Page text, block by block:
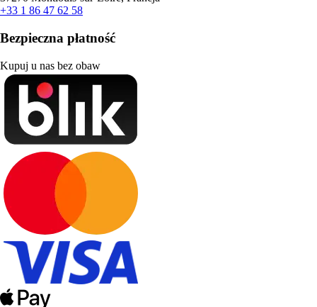
+33 1 86 47 62 58
Bezpieczna płatność
Kupuj u nas bez obaw